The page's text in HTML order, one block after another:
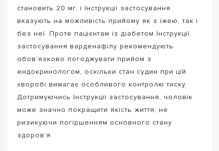
становить 20 мг, і Інструкції застосування
вказують на можливість прийому як з їжею, так і
без неї. Проте пацієнтам із діабетом Інструкції
застосування варденафілу рекомендують
обов’язково погоджувати прийом з
ендокринологом, оскільки стан судин при цій
хворобі вимагає особливого контролю тиску.
Дотримуючись Інструкції застосування, чоловік
може значно покращити якість життя, не
ризикуючи погіршенням основного стану
здоров’я.